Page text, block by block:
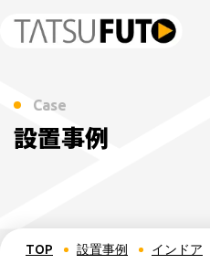
Case
設置事例
TOP 設置事例 インドア